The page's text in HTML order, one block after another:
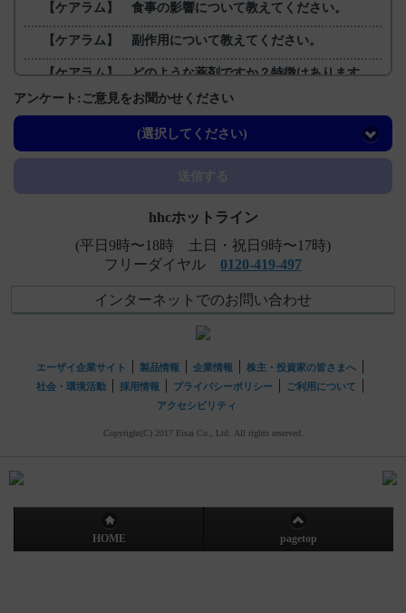
【ケアラム】 食事の影響について教えてください。
【ケアラム】 副作用について教えてください。
【ケアラム】 どのような薬剤ですか？特徴はあります
か？
【ケアラム】 高齢者の半減期・Cmaxなど、血中濃度の推
アンケート:ご意見をお聞かせください
(選択してください)
hhcホットライン
(平日9時〜18時 土日・祝日9時〜17時)
フリーダイヤル 0120-419-497
インターネットでのお問い合わせ
エーザイ企業サイト 製品情報 企業情報
株主・投資家の皆さまへ
社会・環境活動
採用情報 プライバシーポリシー
ご利用について
アクセシビリティ
Copyright(C) 2017 Eisai Co., Ltd. All rights reserved.
HOME pagetop